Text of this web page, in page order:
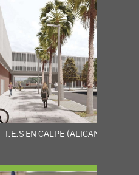
I.E.S EN CALPE (ALICANTE)